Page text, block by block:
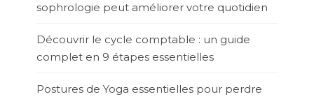
sophrologie peut améliorer votre quotidien
Découvrir le cycle comptable : un guide
complet en 9 étapes essentielles
Postures de Yoga essentielles pour perdre